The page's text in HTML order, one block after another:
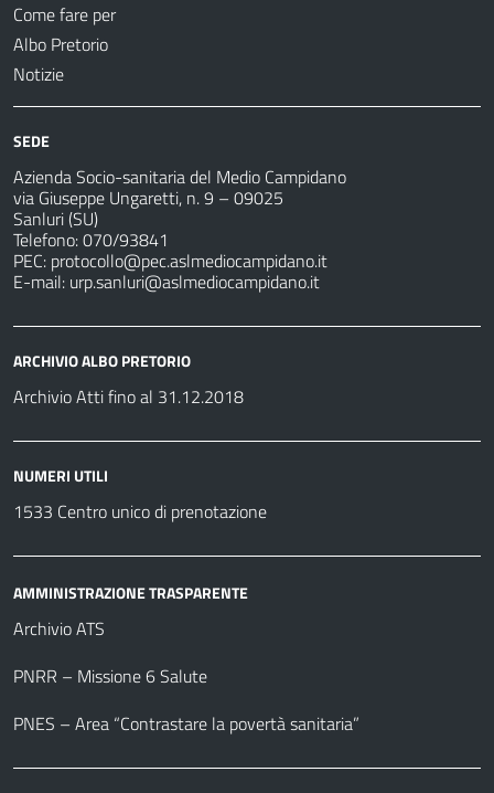
Come fare per
Albo Pretorio
Notizie
SEDE
Azienda Socio-sanitaria del Medio Campidano
via Giuseppe Ungaretti, n. 9 – 09025
Sanluri (SU)
Telefono: 070/93841
PEC: protocollo@pec.aslmediocampidano.it
E-mail: urp.sanluri@aslmediocampidano.it
ARCHIVIO ALBO PRETORIO
Archivio Atti fino al 31.12.2018
NUMERI UTILI
1533 Centro unico di prenotazione
AMMINISTRAZIONE TRASPARENTE
Archivio ATS
PNRR – Missione 6 Salute
PNES – Area “Contrastare la povertà sanitaria”